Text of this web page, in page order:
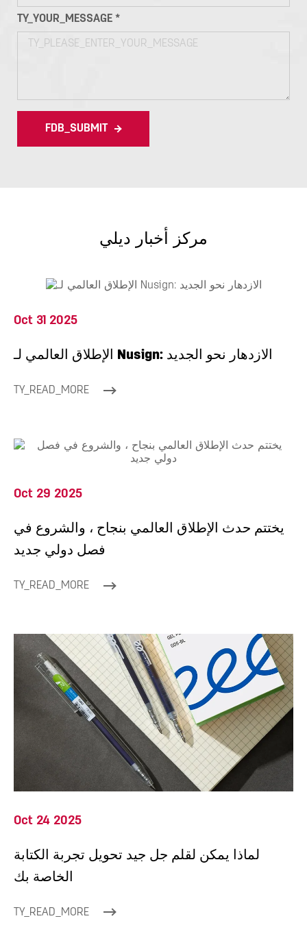
TY_YOUR_MESSAGE *
FDB_SUBMIT
مركز أخبار ديلي
Oct 31 2025
الإطلاق العالمي لـ Nusign: الازدهار نحو الجديد
TY_READ_MORE
Oct 29 2025
يختتم حدث الإطلاق العالمي بنجاح ، والشروع في
فصل دولي جديد
TY_READ_MORE
Oct 24 2025
لماذا يمكن لقلم جل جيد تحويل تجربة الكتابة
الخاصة بك
TY_READ_MORE